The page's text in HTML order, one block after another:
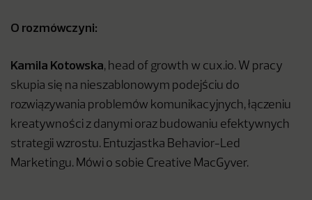
O rozmówczyni:
Kamila Kotowska, head of growth w cux.io. W pracy
skupia się na nieszablonowym podejściu do
rozwiązywania problemów komunikacyjnych, łączeniu
kreatywności z danymi oraz budowaniu efektywnych
strategii wzrostu. Entuzjastka Behavior-Led
Marketingu. Mówi o sobie Creative MacGyver.